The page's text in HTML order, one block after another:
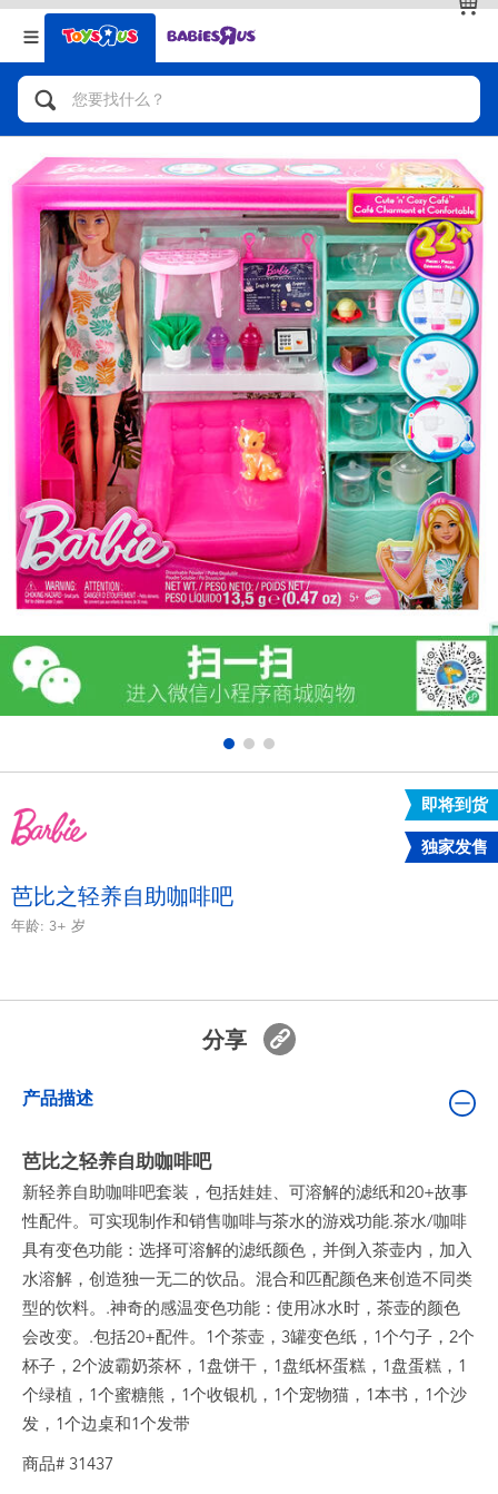
返回
分类目录
人气英雄，角色扮演，射击玩具
自行车，滑板车，骑乘车
拼砌组合及乐高LEGO
玩具车，货车，火车及遥控系列
手工艺，文具，蜡笔，泥胶，画板
娃娃，芭比，收藏公仔
电子玩具
游戏及拼图系列
益智学习玩具
户外及运动产品
模仿，化妆及造型系列
毛绒公仔玩具
玩具促销
玩具清货
返回
品牌
查看全部
即将到货
独家发售
芭比之轻养自助咖啡吧
年龄: 3+ 岁
分享
产品描述
芭比之轻养自助咖啡吧
新轻养自助咖啡吧套装，包括娃娃、可溶解的滤纸和20+故事
性配件。可实现制作和销售咖啡与茶水的游戏功能.茶水/咖啡
具有变色功能：选择可溶解的滤纸颜色，并倒入茶壶内，加入
水溶解，创造独一无二的饮品。混合和匹配颜色来创造不同类
型的饮料。.神奇的感温变色功能：使用冰水时，茶壶的颜色
会改变。.包括20+配件。1个茶壶，3罐变色纸，1个勺子，2个
杯子，2个波霸奶茶杯，1盘饼干，1盘纸杯蛋糕，1盘蛋糕，1
个绿植，1个蜜糖熊，1个收银机，1个宠物猫，1本书，1个沙
发，1个边桌和1个发带
商品# 31437